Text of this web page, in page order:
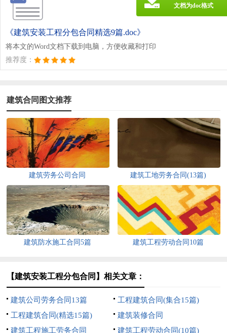
《建筑安装工程分包合同精选9篇.doc》
将本文的Word文档下载到电脑，方便收藏和打印
推荐度：
文档为doc格式
建筑合同图文推荐
建筑劳务公司合同 建筑工地劳务合同(13篇)
建筑防水施工合同5篇 建筑工程劳动合同10篇
【建筑安装工程分包合同】相关文章：
建筑公司劳务合同13篇
工程建筑合同(集合15篇)
工程建筑合同(精选15篇)
建筑装修合同
建筑工程施工劳务合同
建筑工程劳动合同(10篇)